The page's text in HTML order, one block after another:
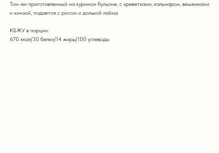
Том-ям приготовленный на курином бульоне, с креветками, кальмаром, вешенками
и кинзой, подается с рисом и долькой лайма
КБЖУ в порции:
670 ккал/30 белки/14 жиры/100 углеводы